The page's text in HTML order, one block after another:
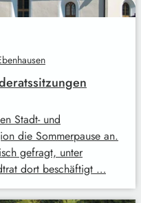
Stadt- und
die Sommerpause an.
gefragt, unter
dort beschäftigt …